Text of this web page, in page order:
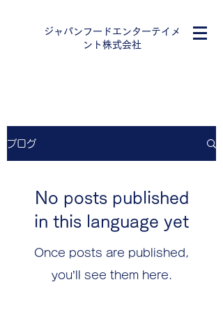
ジャパンフードエンターテイメ
ント株式会社
ブログ
No posts published
in this language yet
Once posts are published,
you’ll see them here.